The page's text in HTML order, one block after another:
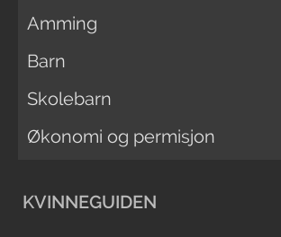
Amming
Barn
Skolebarn
Økonomi og permisjon
KVINNEGUIDEN